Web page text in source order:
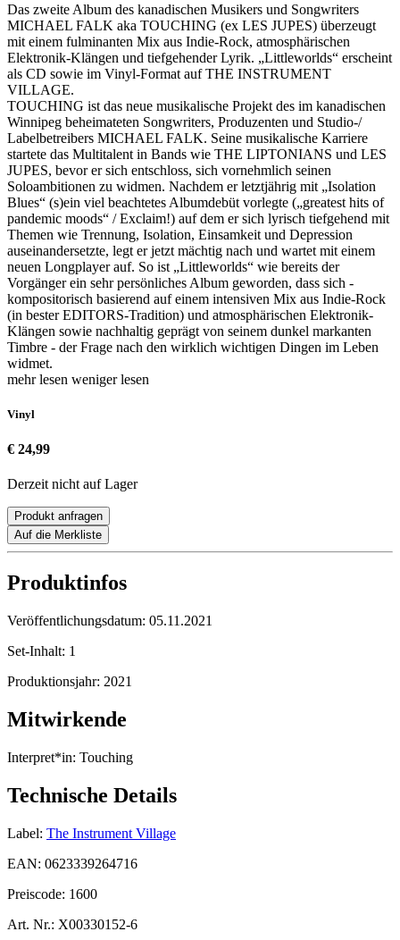
Das zweite Album des kanadischen Musikers und Songwriters
MICHAEL FALK aka TOUCHING (ex LES JUPES) überzeugt
mit einem fulminanten Mix aus Indie-Rock, atmosphärischen
Elektronik-Klängen und tiefgehender Lyrik. „Littleworlds“ erscheint
als CD sowie im Vinyl-Format auf THE INSTRUMENT
VILLAGE.
TOUCHING ist das neue musikalische Projekt des im kanadischen
Winnipeg beheimateten Songwriters, Produzenten und Studio-/
Labelbetreibers MICHAEL FALK. Seine musikalische Karriere
startete das Multitalent in Bands wie THE LIPTONIANS und LES
JUPES, bevor er sich entschloss, sich vornehmlich seinen
Soloambitionen zu widmen. Nachdem er letztjährig mit „Isolation
Blues“ (s)ein viel beachtetes Albumdebüt vorlegte („greatest hits of
pandemic moods“ / Exclaim!) auf dem er sich lyrisch tiefgehend mit
Themen wie Trennung, Isolation, Einsamkeit und Depression
auseinandersetzte, legt er jetzt mächtig nach und wartet mit einem
neuen Longplayer auf. So ist „Littleworlds“ wie bereits der
Vorgänger ein sehr persönliches Album geworden, dass sich -
kompositorisch basierend auf einem intensiven Mix aus Indie-Rock
(in bester EDITORS-Tradition) und atmosphärischen Elektronik-
Klängen sowie nachhaltig geprägt von seinem dunkel markanten
Timbre - der Frage nach den wirklich wichtigen Dingen im Leben
widmet.
mehr lesen weniger lesen
Vinyl
€ 24,99
Derzeit nicht auf Lager
Produkt anfragen
Auf die Merkliste
Produktinfos
Veröffentlichungsdatum: 05.11.2021
Set-Inhalt: 1
Produktionsjahr: 2021
Mitwirkende
Interpret*in: Touching
Technische Details
Label: The Instrument Village
EAN: 0623339264716
Preiscode: 1600
Art. Nr.: X00330152-6